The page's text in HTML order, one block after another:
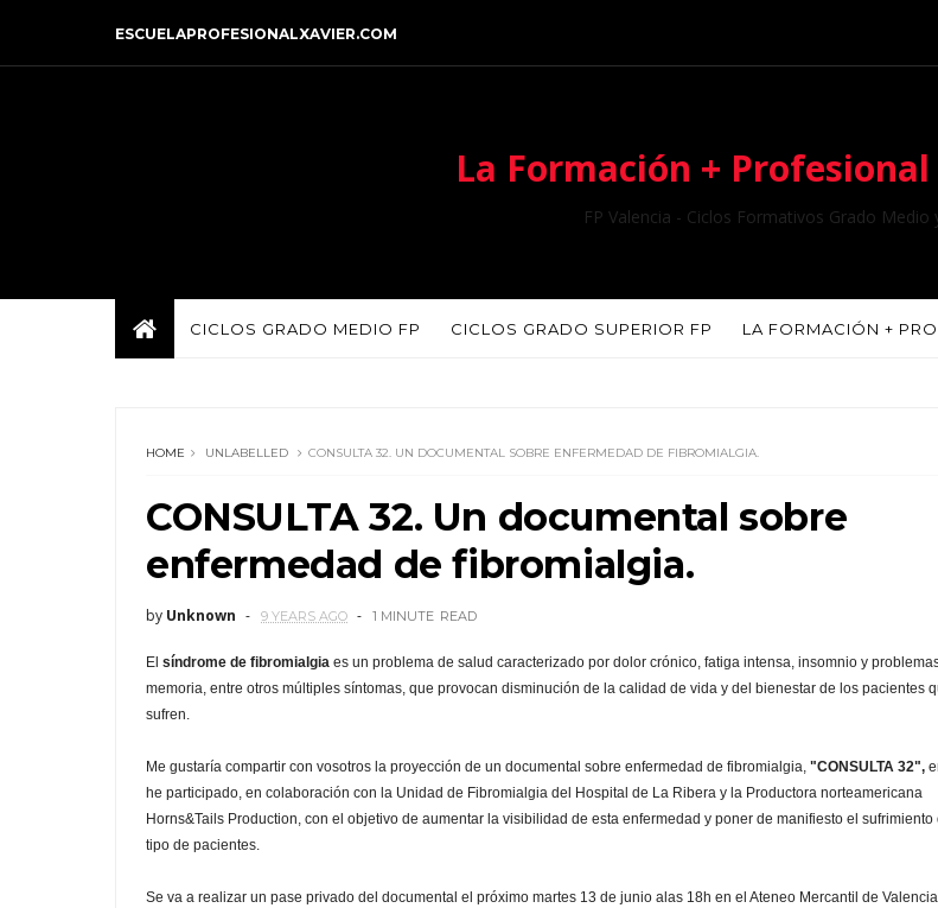
ESCUELAPROFESIONALXAVIER.COM
La Formación +
FP Valencia - Ciclos Formativos Grado Medio
CICLOS GRADO MEDIO FP CICLOS GRADO SUPERIOR FP LA FORMACIÓN +
HOME UNLABELLED CONSULTA 32. UN DOCUMENTAL SOBRE ENFERMEDAD DE FIBROMIALGIA.
CONSULTA 32. Un documental sobre
enfermedad de fibromialgia.
by Unknown 9 YEARS AGO 1 MINUTE READ
El síndrome de fibromialgia es un problema de salud caracterizado por dolor crónico, fatiga intensa, insomnio y
memoria, entre otros múltiples síntomas, que provocan disminución de la calidad de vida y del bienestar de los pacientes
sufren.
Me gustaría compartir con vosotros la proyección de un documental sobre enfermedad de fibromialgia, "CONSULTA 32",
he participado, en colaboración con la Unidad de Fibromialgia del Hospital de La Ribera y la Productora norteamericana
Horns&Tails Production, con el objetivo de aumentar la visibilidad de esta enfermedad y poner de manifiesto el sufrimiento
tipo de pacientes.
Se va a realizar un pase privado del documental el próximo martes 13 de junio alas 18h en el Ateneo Mercantil de